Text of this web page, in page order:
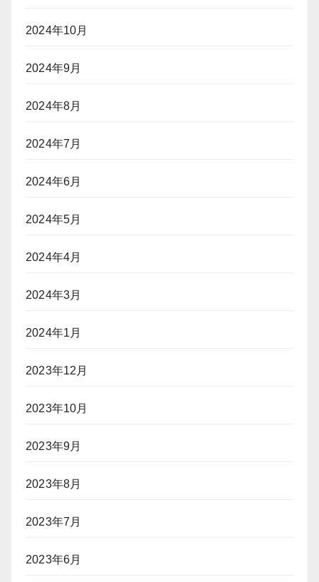
2024年10月
2024年9月
2024年8月
2024年7月
2024年6月
2024年5月
2024年4月
2024年3月
2024年1月
2023年12月
2023年10月
2023年9月
2023年8月
2023年7月
2023年6月